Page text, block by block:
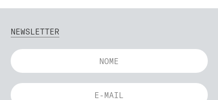
NEWSLETTER